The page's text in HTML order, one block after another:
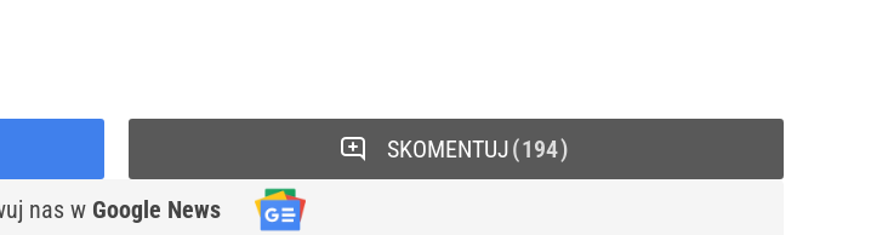
nas w Google News
SKOMENTUJ 194